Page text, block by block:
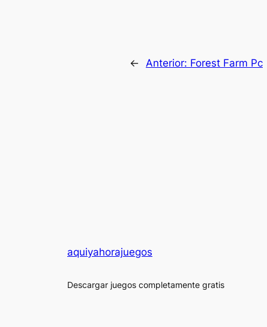
← Anterior: Forest Farm Pc
aquiyahorajuegos
Descargar juegos completamente gratis